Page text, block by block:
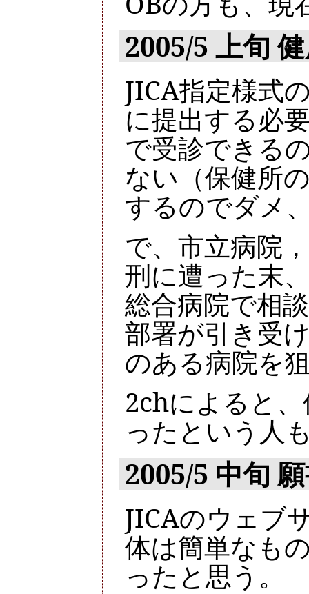
2005/5 上旬
JICA指定様式
に提出する必
で受診できる
ない（保健所
するのでダメ
で、市立病院
刑に遭った末
総合病院で相
部署が引き受
のある病院を
2chによると
ったという人
2005/5 中旬
JICAのウェブ
体は簡単なも
ったと思う。